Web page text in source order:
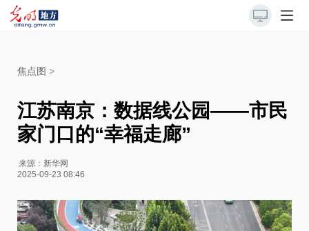
焦点图 >
江苏南京：数据线公园——市民
家门口的“幸福走廊”
来源： 新华网
2025-09-23 08:46